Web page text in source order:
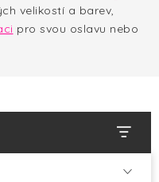
velikostí a barev,
pro svou oslavu nebo